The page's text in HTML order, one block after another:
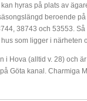
hyras på plats av
beroende
38743 och 53553.
som ligger i närheten
i Hova (alltid v. 28) och
Göta kanal. Charmiga